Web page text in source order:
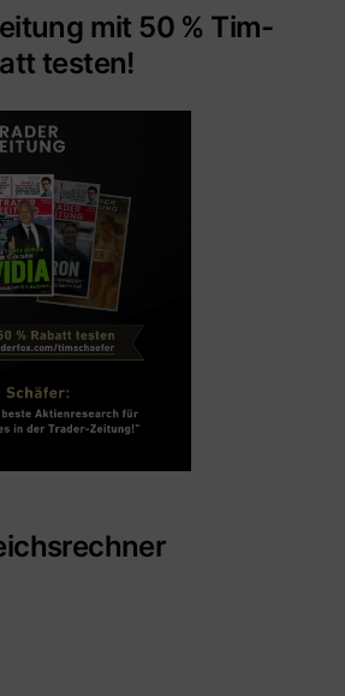
mit 50 % Tim-
testen!